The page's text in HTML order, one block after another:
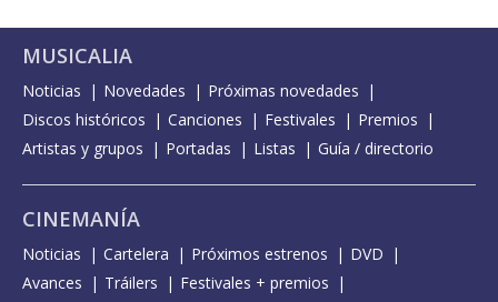
MUSICALIA
Noticias Novedades
Próximas novedades
Discos históricos
Canciones Festivales
Premios
Artistas y grupos
Portadas Listas Guía / directorio
CINEMANÍA
Noticias Cartelera Próximos estrenos
DVD
Avances
Tráilers
Festivales + premios